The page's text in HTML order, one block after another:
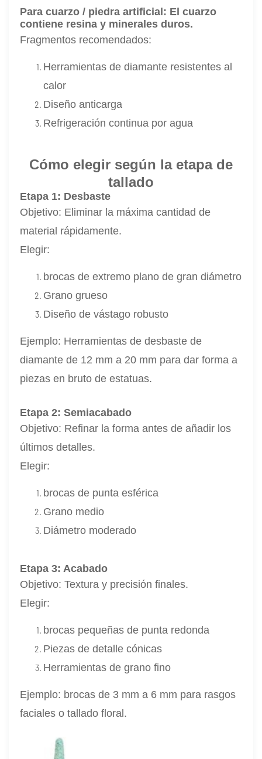
Para cuarzo / piedra artificial: El cuarzo
contiene resina y minerales duros.
Fragmentos recomendados:
Herramientas de diamante resistentes al
calor
Diseño anticarga
Refrigeración continua por agua
Cómo elegir según la etapa de
tallado
Etapa 1: Desbaste
Objetivo: Eliminar la máxima cantidad de
material rápidamente.
Elegir:
brocas de extremo plano de gran diámetro
Grano grueso
Diseño de vástago robusto
Ejemplo: Herramientas de desbaste de
diamante de 12 mm a 20 mm para dar forma a
piezas en bruto de estatuas.
Etapa 2: Semiacabado
Objetivo: Refinar la forma antes de añadir los
últimos detalles.
Elegir:
brocas de punta esférica
Grano medio
Diámetro moderado
Etapa 3: Acabado
Objetivo: Textura y precisión finales.
Elegir:
brocas pequeñas de punta redonda
Piezas de detalle cónicas
Herramientas de grano fino
Ejemplo: brocas de 3 mm a 6 mm para rasgos
faciales o tallado floral.